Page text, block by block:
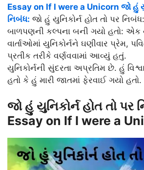
Essay on If I were a Unicorn જો હું
નિબંધ: જો હું યુનિકોર્ન હોત તો પર નિબંધ:
બાળપણની કલ્પના બની ગયો હતો: એક
વાર્તાઓમાં યુનિકોર્નને ઘણીવાર પ્રેમ,
પ્રતીક તરીકે વર્ણવવામાં આવ્યું હતું.
યુનિકોર્નની સુંદરતા અપ્રતિમ છે. હું
હતો કે હું મારી જાતમાં ફેરવાઈ ગયો હતો.
જો હું યુનિકોર્ન હોત તો પર
Essay on If I were a